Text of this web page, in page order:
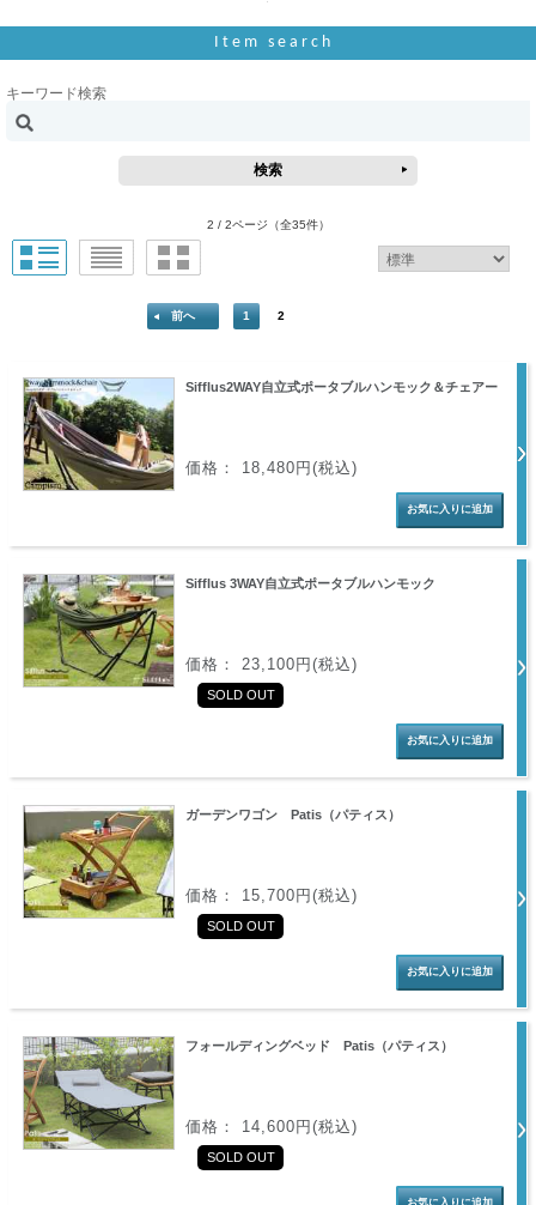
Item search
キーワード検索
2 / 2ページ （全35件）
前へ 1 2
Sifflus2WAY自立式ポータブルハンモック＆チェアー
価格： 18,480円(税込)
Sifflus 3WAY自立式ポータブルハンモック
価格： 23,100円(税込)
SOLD OUT
ガーデンワゴン Patis（パティス）
価格： 15,700円(税込)
SOLD OUT
フォールディングベッド Patis（パティス）
価格： 14,600円(税込)
SOLD OUT